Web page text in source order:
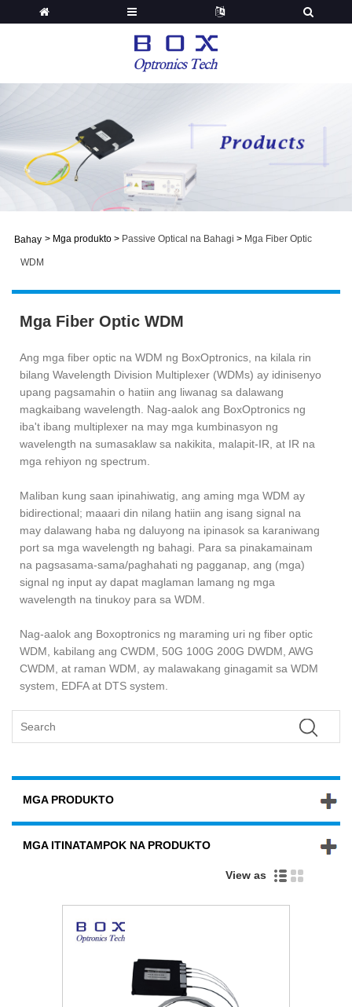
Bahay > Mga produkto > Passive Optical na Bahagi > Mga Fiber Optic
WDM
Mga Fiber Optic WDM
Ang mga fiber optic na WDM ng BoxOptronics, na kilala rin
bilang Wavelength Division Multiplexer (WDMs) ay idinisenyo
upang pagsamahin o hatiin ang liwanag sa dalawang
magkaibang wavelength. Nag-aalok ang BoxOptronics ng
iba't ibang multiplexer na may mga kumbinasyon ng
wavelength na sumasaklaw sa nakikita, malapit-IR, at IR na
mga rehiyon ng spectrum.
Maliban kung saan ipinahiwatig, ang aming mga WDM ay
bidirectional; maaari din nilang hatiin ang isang signal na
may dalawang haba ng daluyong na ipinasok sa karaniwang
port sa mga wavelength ng bahagi. Para sa pinakamainam
na pagsasama-sama/paghahati ng pagganap, ang (mga)
signal ng input ay dapat maglaman lamang ng mga
wavelength na tinukoy para sa WDM.
Nag-aalok ang Boxoptronics ng maraming uri ng fiber optic
WDM, kabilang ang CWDM, 50G 100G 200G DWDM, AWG
CWDM, at raman WDM, ay malawakang ginagamit sa WDM
system, EDFA at DTS system.
MGA PRODUKTO
MGA ITINATAMPOK NA PRODUKTO
View as